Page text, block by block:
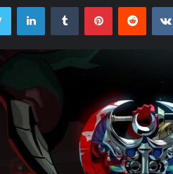
Twitter LinkedInTumblr PinterestReddit